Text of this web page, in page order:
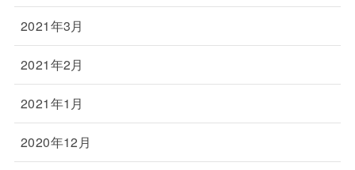
2021年3月
2021年2月
2021年1月
2020年12月